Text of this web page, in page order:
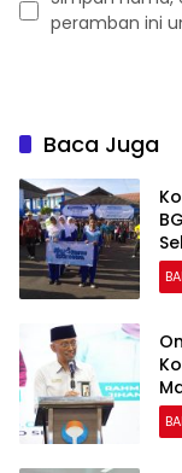
peramban ini
Baca Juga